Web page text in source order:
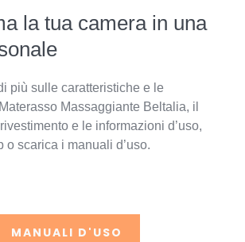
la tua camera in una
più sulle caratteristiche e le
Massaggiante Beltalia, il
e le informazioni d’uso,
scarica i manuali d’uso.
MANUALI D'USO